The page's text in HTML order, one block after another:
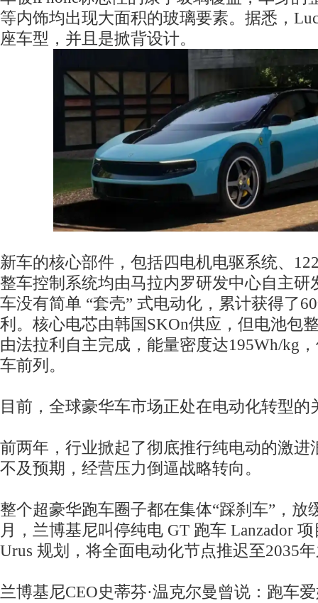
等内饰均出现大面积的玻璃要素。据悉，
座车型，并且是掀背设计。
新车的核心部件，包括四电机电驱系统、
整车控制系统均由马拉内罗研发中心自主研
车没有简单 “套壳” 式电动化，累计获得了
利。核心电芯由韩国SKOn供应，但电池包
由法拉利自主完成，能量密度达195Wh/kg
车前列。
目前，全球豪华车市场正处在电动化转型的
前两年，行业掀起了彻底推行纯电动的激进
不及预期，经营压力倒逼战略转向。
整个超豪华跑车圈子都在集体“踩刹车”，放
月，兰博基尼叫停纯电 GT 跑车 Lanzador
Urus 规划，将全面电动化节点推迟至2035
兰博基尼CEO史蒂芬·温克尔曼曾说：跑车